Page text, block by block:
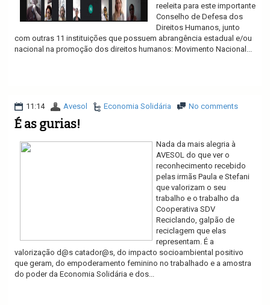
reeleita para este importante
Conselho de Defesa dos
Direitos Humanos, junto
com outras 11 instituições que possuem abrangência estadual e/ou
nacional na promoção dos direitos humanos: Movimento Nacional...
11:14 Avesol Economia Solidária No comments
É as gurias!
Nada da mais alegria à
AVESOL do que ver o
reconhecimento recebido
pelas irmãs Paula e Stefani
que valorizam o seu
trabalho e o trabalho da
Cooperativa SDV
Reciclando, galpão de
reciclagem que elas
representam. É a
valorização d@s catador@s, do impacto socioambiental positivo
que geram, do empoderamento feminino no trabalhado e a amostra
do poder da Economia Solidária e dos...